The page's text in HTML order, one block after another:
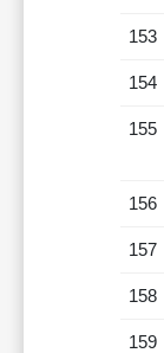
153
154
155
156
157
158
159